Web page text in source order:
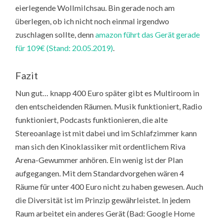
eierlegende Wollmilchsau. Bin gerade noch am
überlegen, ob ich nicht noch einmal irgendwo
zuschlagen sollte, dennamazon führt das Gerät gerade
für 109€ (Stand: 20.05.2019).
Fazit
Nun gut… knapp 400 Euro später gibt es Multiroom in
den entscheidenden Räumen. Musik funktioniert, Radio
funktioniert, Podcasts funktionieren, die alte
Stereoanlage ist mit dabei und im Schlafzimmer kann
man sich den Kinoklassiker mit ordentlichem Riva
Arena-Gewummer anhören. Ein wenig ist der Plan
aufgegangen. Mit dem Standardvorgehen wären 4
Räume für unter 400 Euro nicht zu haben gewesen. Auch
die Diversität ist im Prinzip gewährleistet. In jedem
Raum arbeitet ein anderes Gerät (Bad: Google Home